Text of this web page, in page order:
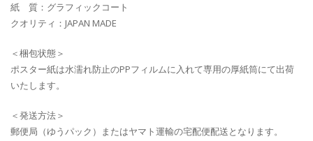
紙 質：グラフィックコート
クオリティ：JAPAN MADE
＜梱包状態＞
ポスター紙は水濡れ防止のPPフィルムに入れて専用の厚紙筒にて出荷
いたします。
＜発送方法＞
郵便局（ゆうパック）またはヤマト運輸の宅配便配送となります。